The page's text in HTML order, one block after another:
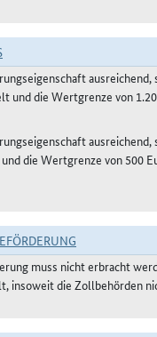
und die Wertgrenze von
die Wertgrenze von 500
muss nicht erbracht
insoweit die Zollbehörden